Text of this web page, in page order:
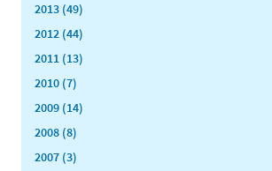
2013 (49)
2012 (44)
2011 (13)
2010 (7)
2009 (14)
2008 (8)
2007 (3)